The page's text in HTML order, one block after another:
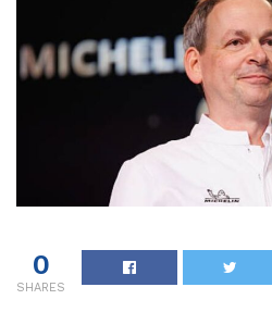
0
SHARES